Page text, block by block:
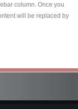
column. Once you
will be replaced by